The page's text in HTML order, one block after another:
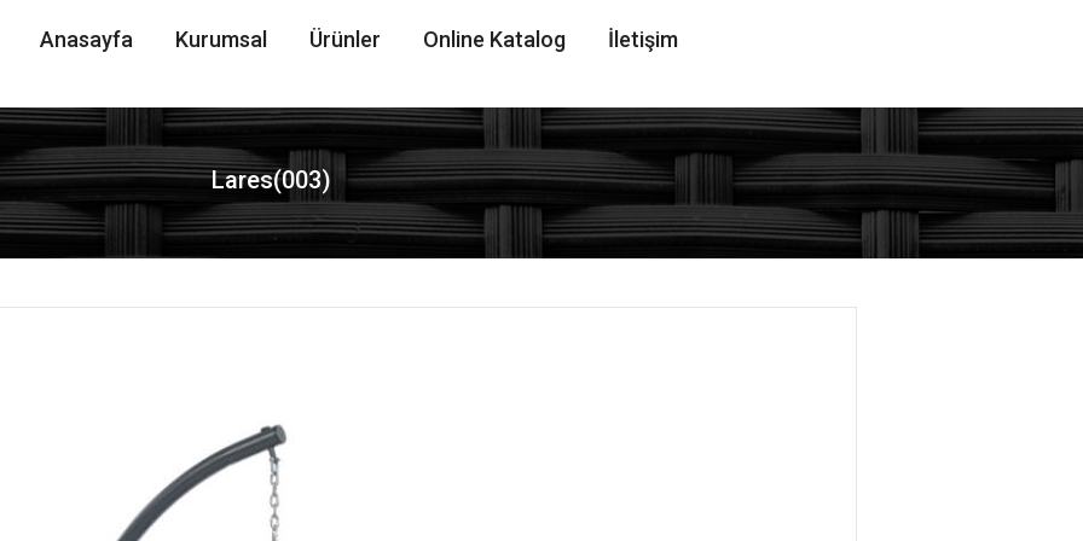
Anasayfa Kurumsal Ürünler Online Katalog İletişim
Lares(003)